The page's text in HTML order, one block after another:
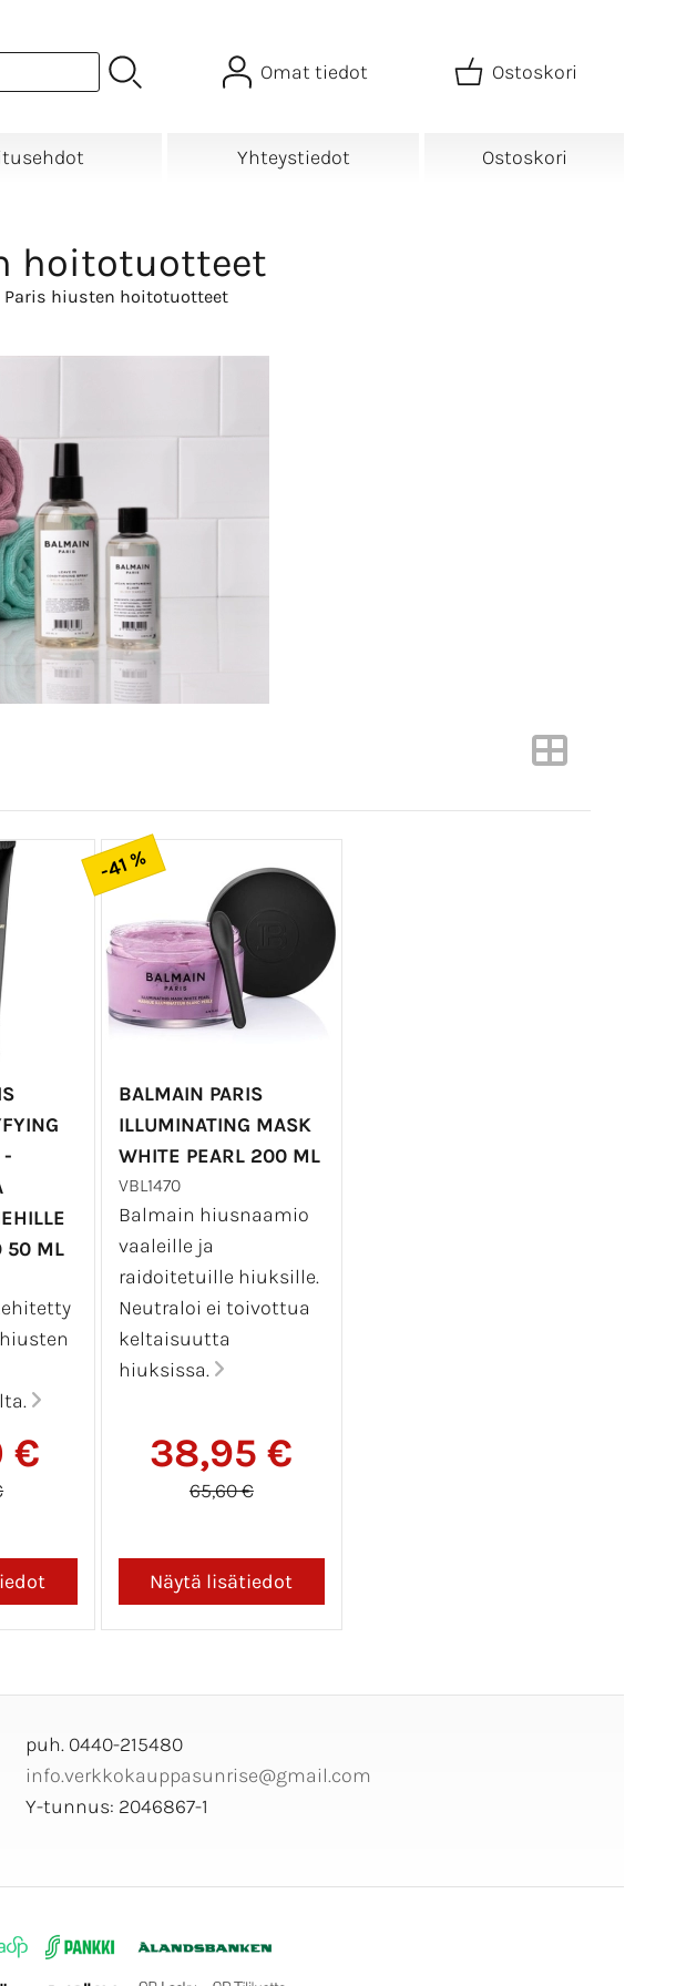
Omat tiedot Ostoskori
Yhteystiedot Ostoskori
hoitotuotteet
Paris hiusten hoitotuotteet
50 ML
€
-41 %
BALMAIN PARIS
ILLUMINATING MASK
WHITE PEARL 200 ML
VBL1470
Balmain hiusnaamio
vaaleille ja
raidoitetuille hiuksille.
Neutraloi ei toivottua
keltaisuutta
hiuksissa.
38,95 €
65,60 €
puh. 0440-215480
info.verkkokauppasunrise@gmail.com
Y-tunnus: 2046867-1